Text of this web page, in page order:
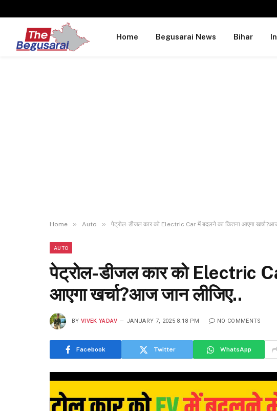
Home Begusarai News Bihar
Home » Auto » पेट्रोल-डीजल कार को Electric Car में बदलने का कितना आएगा
AUTO
पेट्रोल-डीजल कार को Electric
आएगा खर्चा?आज जान लीजिए..
BY VIVEK YADAV JANUARY 7, 2025 8:18 PM NO COMMENTS
Facebook Twitter WhatsApp